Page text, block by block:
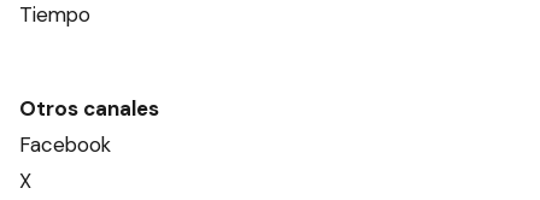
Tiempo
Otros canales
Facebook
X